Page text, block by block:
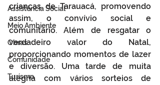
Assistência Social
Meio Ambiente
Obras
Comunidade
Turismo
crianças de Tarauacá, promovendo
assim, o convívio social e
comunitário. Além de resgatar o
verdadeiro valor do Natal,
proporcionando momentos de lazer
e diversão. Uma tarde de muita
alegria com vários sorteios de